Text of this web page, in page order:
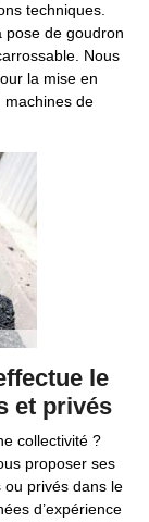
techniques.
pose de goudron
Nous
la mise en
de
le
et privés
collectivité ?
proposer ses
ou privés dans le
d’expérience